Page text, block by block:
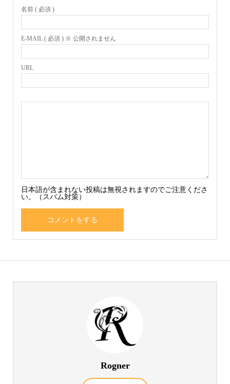
名前 ( 必須 )
E-MAIL ( 必須 ) ※ 公開されません
URL
日本語が含まれない投稿は無視されますのでご注意くださ
い。（スパム対策）
Rogner